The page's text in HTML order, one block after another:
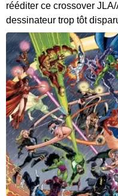
rééditer ce crossover
dessinateur trop tôt